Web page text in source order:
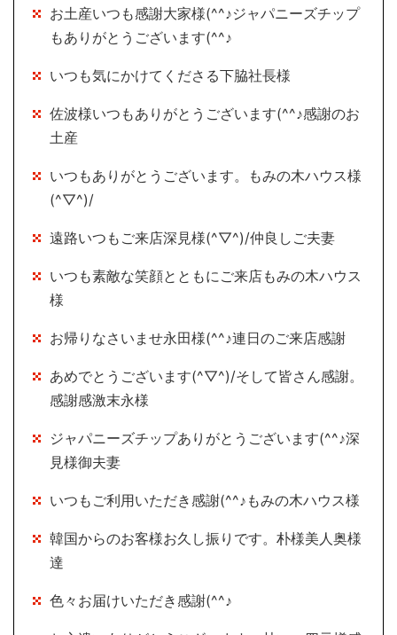
お土産いつも感謝大家様(^^♪ジャパニーズチップ
もありがとうございます(^^♪
いつも気にかけてくださる下脇社長様
佐波様いつもありがとうございます(^^♪感謝のお
土産
いつもありがとうございます。もみの木ハウス様
(^▽^)/
遠路いつもご来店深見様(^▽^)/仲良しご夫妻
いつも素敵な笑顔とともにご来店もみの木ハウス
様
お帰りなさいませ永田様(^^♪連日のご来店感謝
あめでとうございます(^▽^)/そして皆さん感謝。
感謝感激末永様
ジャパニーズチップありがとうございます(^^♪深
見様御夫妻
いつもご利用いただき感謝(^^♪もみの木ハウス様
韓国からのお客様お久し振りです。朴様美人奥様
達
色々お届けいただき感謝(^^♪